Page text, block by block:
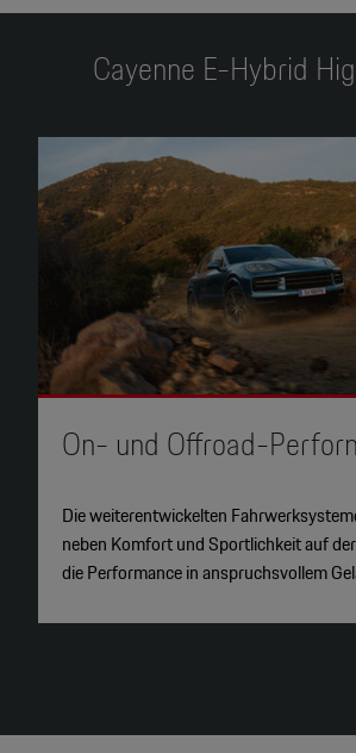
Cayenne E-Hybrid
On- und Offroad-
Die weiterentwickelten
neben Komfort und Sportlichkeit auf
die Performance in anspruchsvollem